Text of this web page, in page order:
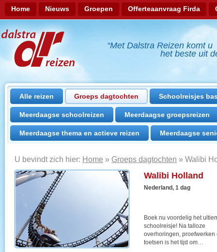
Home Nieuws Groepen Offerteaanvraag Firda
Inloggen
“Met Dalstra Reizen komt u
het beste uit de
Alle reizen Groeps dagtochten Schoolreisjes
Meerdaagse schoolreizen Meerdaagse groepsreizen
Meerdaagse thema en actieve reizen Meerdaagse
U bevindt zich hier: Home » Groeps dagtochten » Walibi
Walibi Holland
Nederland, 1 dag
Boek nu voordelig het
schoolreisje! Na talloze
overhoringen, proefwerken
toetsen is het tijd om…